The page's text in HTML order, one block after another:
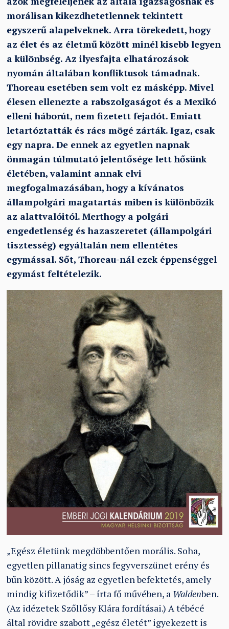
morálisan kikezdhetetlennek tekintett
egyszerű alapelveknek. Arra törekedett, hogy
az élet és az életmű között minél kisebb legyen
a különbség. Az ilyesfajta elhatározások
nyomán általában konfliktusok támadnak.
Thoreau esetében sem volt ez másképp. Mivel
élesen ellenezte a rabszolgaságot és a Mexikó
elleni háborút, nem fizetett fejadót. Emiatt
letartóztatták és rács mögé zárták. Igaz, csak
egy napra. De ennek az egyetlen napnak
önmagán túlmutató jelentősége lett hősünk
életében, valamint annak elvi
megfogalmazásában, hogy a kívánatos
állampolgári magatartás miben is különbözik
az alattvalóitól. Merthogy a polgári
engedetlenség és hazaszeretet (állampolgári
tisztesség) egyáltalán nem ellentétes
egymással. Sőt, Thoreau-nál ezek éppenséggel
egymást feltételezik.
„Egész életünk megdöbbentően morális. Soha,
egyetlen pillanatig sincs fegyverszünet erény és
bűn között. A jóság az egyetlen befektetés, amely
mindig kifizetődik” – írta fő művében, a Waldenben.
(Az idézetek Szőllősy Klára fordításai.) A tébécé
által rövidre szabott „egész életét” igyekezett is